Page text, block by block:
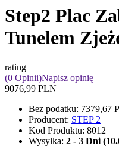
Step2 Plac
Tunelem
rating
(0 Opinii)Napisz opinię
9076,99 PLN
Bez podatku: 7379,67
Producent: STEP 2
Kod Produktu: 8012
Wysyłka: 2 - 3 Dni